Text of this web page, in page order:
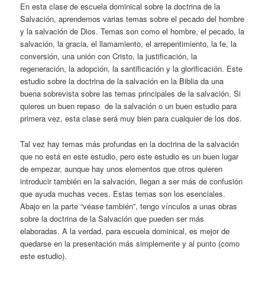
En esta clase de escuela dominical sobre la doctrina de la
Salvación, aprendemos varias temas sobre el pecado del hombre
y la salvación de Dios. Temas son como el hombre, el pecado, la
salvación, la gracia, el llamamiento, el arrepentimiento, la fe, la
conversión, una unión con Cristo, la justificación, la
regeneración, la adopción, la santificación y la glorificación. Este
estudio sobre la doctrina de la salvación en la Biblia da una
buena sobrevista sobre las temas principales de la salvación. Si
quieres un buen repaso de la salvación o un buen estudio para
primera vez, esta clase será muy bien para cualquier de los dos.
Tal vez hay temas más profundas en la doctrina de la salvación
que no está en este estudio, pero este estudio es un buen lugar
de empezar, aunque hay unos elementos que otros quieren
introducir también en la salvación, llegan a ser más de confusión
que ayuda muchas veces. Estas temas son los esenciales.
Abajo en la parte “véase también”, tengo vínculos a unas obras
sobre la doctrina de la Salvación que pueden ser más
elaboradas. A la verdad, para escuela dominical, es mejor de
quedarse en la presentación más simplemente y al punto (como
este estudio).